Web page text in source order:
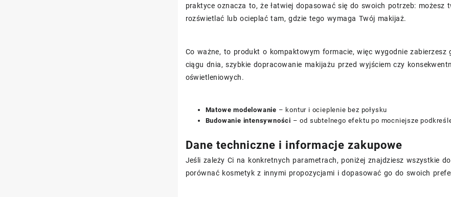
praktyce oznacza to, że łatwiej dopasować się do swoich potrzeb: możesz
rozświetlać lub ocieplać tam, gdzie tego wymaga Twój makijaż.
Co ważne, to produkt o kompaktowym formacie, więc wygodnie
ciągu dnia, szybkie dopracowanie makijażu przed wyjściem czy
oświetleniowych.
Matowe modelowanie – kontur i ocieplenie bez połysku
Budowanie intensywności – od subtelnego efektu po mocniejsze
Dane techniczne i informacje zakupowe
Jeśli zależy Ci na konkretnych parametrach, poniżej znajdziesz wszystkie
porównać kosmetyk z innymi propozycjami i dopasować go do swoich